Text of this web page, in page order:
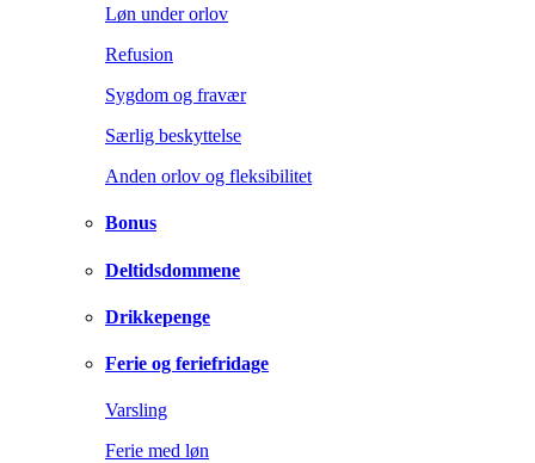
Løn under orlov
Refusion
Sygdom og fravær
Særlig beskyttelse
Anden orlov og fleksibilitet
Bonus
Deltidsdommene
Drikkepenge
Ferie og feriefridage
Varsling
Ferie med løn